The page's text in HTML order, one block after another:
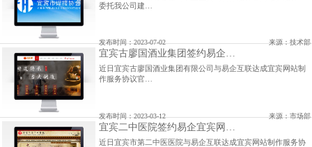
委托我公司建…
宜宾古廖国酒业集团签约易企…
近日宜宾古廖国酒业集团有限公司与易企互联达成宜宾网站制
作服务协议官…
发布时间：2023-07-02 来源：技术部
宜宾二中医院签约易企宜宾网…
近日宜宾市第二中医医院与易企互联达成宜宾网站制作服务协
发布时间：2023-03-12 来源：市场部